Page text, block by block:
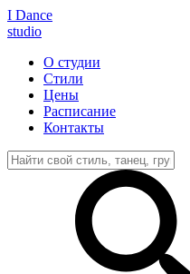
I Dance
studio
О студии
Стили
Цены
Расписание
Контакты